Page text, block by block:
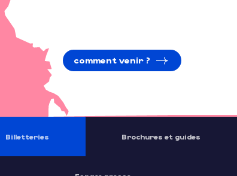
comment venir ?
Billetteries Brochures et guides